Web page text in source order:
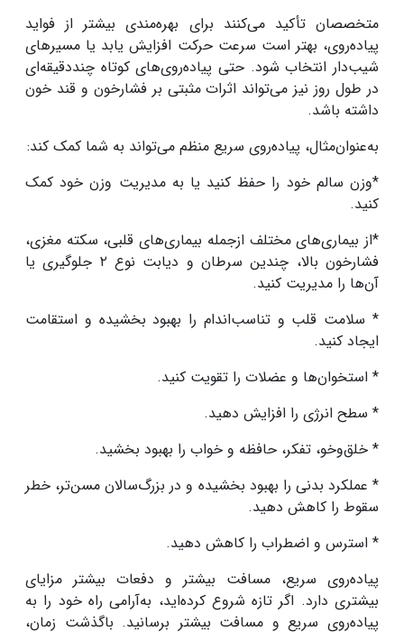
متخصصان تأکید می‌کنند برای بهره‌مندی بیشتر از فواید
پیاده‌روی، بهتر است سرعت حرکت افزایش یابد یا مسیرهای
شیب‌دار انتخاب شود. حتی پیاده‌روی‌های کوتاه چنددقیقه‌ای
در طول روز نیز می‌تواند اثرات مثبتی بر فشارخون و قند خون
داشته باشد.
به‌عنوان‌مثال، پیاده‌روی سریع منظم می‌تواند به شما کمک کند:
*وزن سالم خود را حفظ کنید یا به مدیریت وزن خود کمک
کنید.
*از بیماری‌های مختلف ازجمله بیماری‌های قلبی، سکته مغزی،
فشارخون بالا، چندین سرطان و دیابت نوع ۲ جلوگیری یا
آن‌ها را مدیریت کنید.
* سلامت قلب و تناسب‌اندام را بهبود بخشیده و استقامت
ایجاد کنید.
* استخوان‌ها و عضلات را تقویت کنید.
* سطح انرژی را افزایش دهید.
* خلق‌وخو، تفکر، حافظه و خواب را بهبود بخشید.
* عملکرد بدنی را بهبود بخشیده و در بزرگ‌سالان مسن‌تر، خطر
سقوط را کاهش دهید.
* استرس و اضطراب را کاهش دهید.
پیاده‌روی سریع‌، مسافت بیشتر و دفعات بیشتر مزایای
بیشتری دارد. اگر تازه شروع کرده‌اید، به‌آرامی راه خود را به
پیاده‌روی سریع‌ و مسافت بیشتر برسانید. باگذشت زمان،